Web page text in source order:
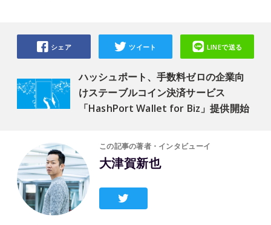
ハッシュポート、手数料ゼロの企業向
けステーブルコイン決済サービス
「HashPort Wallet for Biz」提供開始
シェア ツイート LINEで送る
この記事の著者・インタビューイ
大津賀新也